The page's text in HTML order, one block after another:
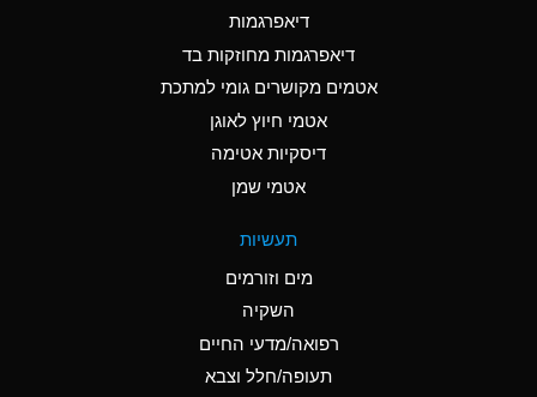
Ammonia Anhydrous
B
Ammonia Gas (cold)
A
Ammonia Gas (hot)
Ammonium Hydroxide
D
דיאפרגמות
דיאפרגמות מחוזקות בד
אטמים מקושרים גומי למתכת
אטמי חיוץ לאוגן
דיסקיות אטימה
אטמי שמן
תעשיות
מים וזורמים
השקיה
רפואה/מדעי החיים
תעופה/חלל וצבא